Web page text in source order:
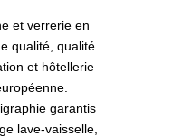
et verrerie en
qualité, qualité
et hôtellerie
garantis
lave-vaisselle,